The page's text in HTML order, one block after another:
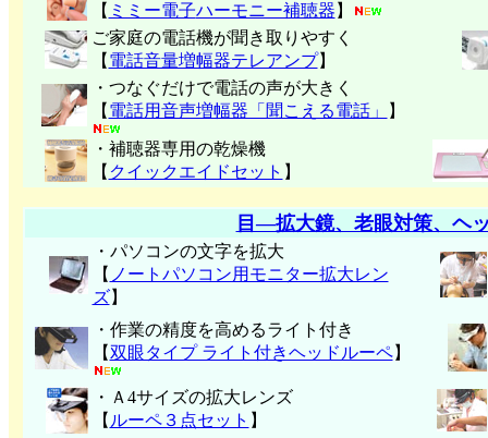
【 ミミー電子ハーモニー補聴器 】
ご家庭の電話機が聞き取りやすく
【 電話音量増幅器テレアンプ】
・つなぐだけで電話の声が大きく
【 電話用音声増幅器「聞こえる電話」 】
・補聴器専用の乾燥機
【 クイックエイドセット 】
目―拡大鏡、老眼対策、ヘ
・パソコンの文字を拡大
【 ノートパソコン用モニター拡大レン
ズ】
・作業の精度を高めるライト付き
【双眼タイプ ライト付きヘッドルーペ】
・Ａ4サイズの拡大レンズ
【 ルーペ３点セット 】